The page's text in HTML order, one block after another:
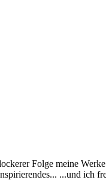
Folge meine
...und ich